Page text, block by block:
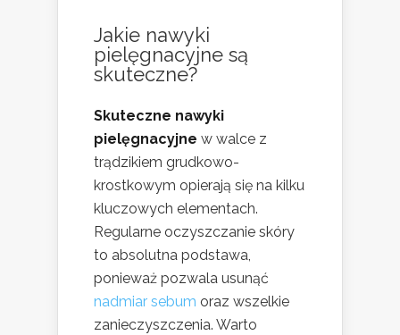
Jakie nawyki
pielęgnacyjne są
skuteczne?
Skuteczne nawyki
pielęgnacyjne w walce z
trądzikiem grudkowo-
krostkowym opierają się na kilku
kluczowych elementach.
Regularne oczyszczanie skóry
to absolutna podstawa,
ponieważ pozwala usunąć
nadmiar sebum oraz wszelkie
zanieczyszczenia. Warto